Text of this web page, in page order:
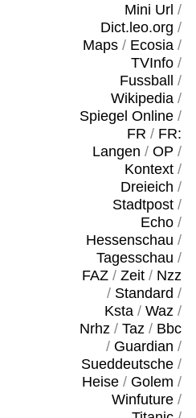
Mini Url /
Dict.leo.org /
Maps/ Ecosia/
TVInfo/
Fussball
/
Wikipedia/
Spiegel Online/
FR / FR:
Langen / OP /
Kontext/
Dreieich /
Stadtpost/
Echo/
Hessenschau /
Tagesschau /
FAZ/ Zeit/ Nzz
/ Standard /
Ksta/ Waz/
Nrhz/ Taz/ Bbc
/ Guardian /
Sueddeutsche/
Heise/ Golem /
Winfuture/